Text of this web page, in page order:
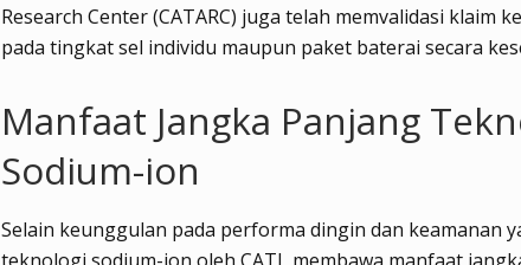
Research Center (CATARC) juga telah memvalidasi klaim
pada tingkat sel individu maupun paket baterai secara
Manfaat Jangka Panjang
Sodium-ion
Selain keunggulan pada performa dingin dan keamanan
teknologi sodium-ion oleh CATL membawa manfaat